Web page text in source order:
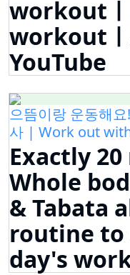
workout
workout
YouTube
으뜸이랑 운동해
사 | Work out
Exactly
Whole
& Tabata
routine to
day's